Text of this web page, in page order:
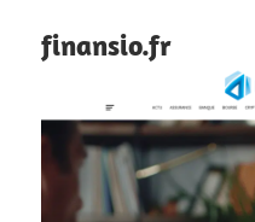
finansio.fr